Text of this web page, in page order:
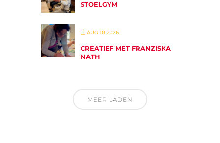
STOELGYM
AUG 10 2026
CREATIEF MET FRANZISKA
NATH
MEER LADEN